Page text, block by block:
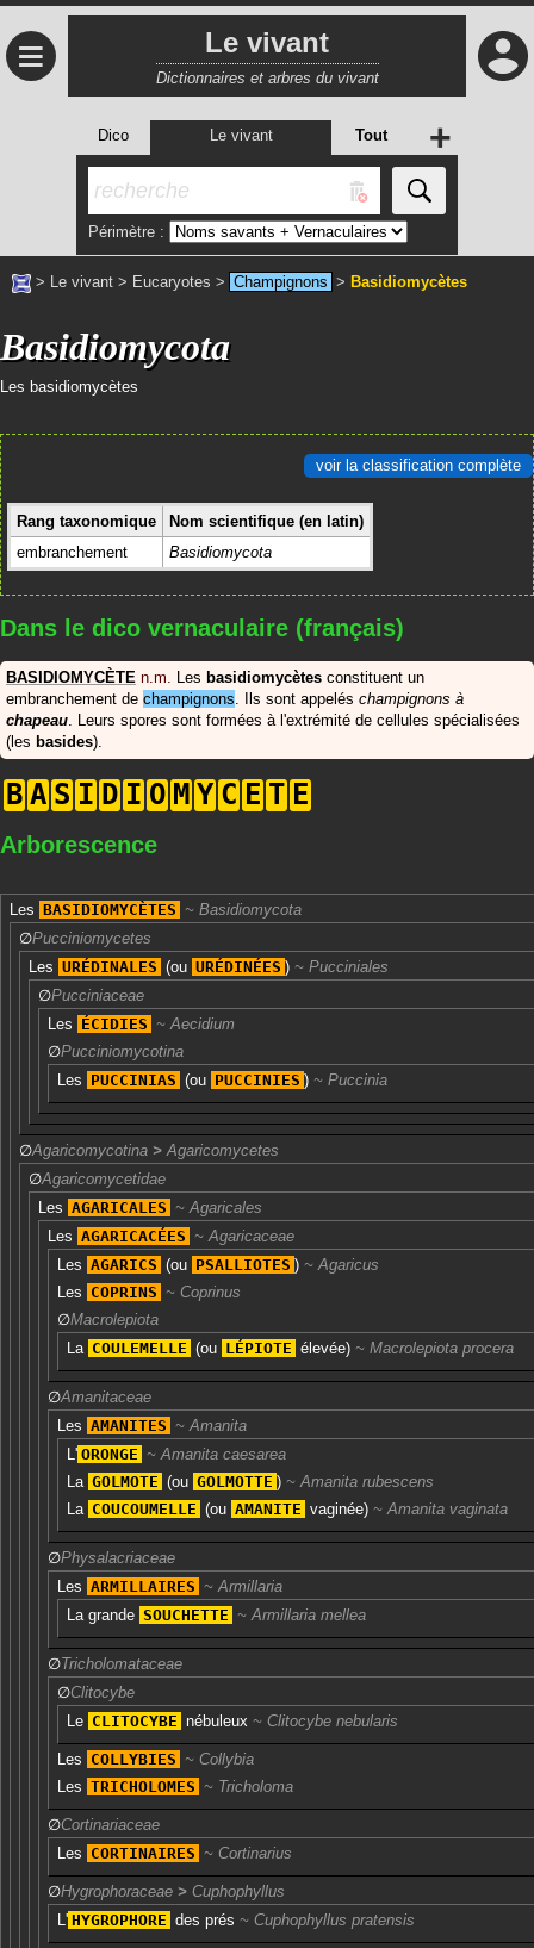
≡ Le vivant
Dictionnaires et arbres du vivant
Dico Le vivant Tout
Périmètre :
+
> Le vivant > Eucaryotes > Champignons > Basidiomycètes
Basidiomycota
Les basidiomycètes
voir la classification complète
Rang taxonomique
Nom scientifique (en latin)
embranchement
Basidiomycota
Dans le dico vernaculaire (français)
BASIDIOMYCÈTE n.m. Les basidiomycètes constituent un
embranchement de champignons. Ils sont appelés champignons à
chapeau. Leurs spores sont formées à l'extrémité de cellules spécialisées
(les basides).
B A S I D I O M Y C E T E
Arborescence
Les BASIDIOMYCÈTES
Basidiomycota
∅Pucciniomycetes
Les URÉDINALES (ou URÉDINÉES )
Pucciniales
∅Pucciniaceae
Les ÉCIDIES
Aecidium
∅Pucciniomycotina
Les PUCCINIAS (ou PUCCINIES ) Puccinia
∅Agaricomycotina > Agaricomycetes
∅Agaricomycetidae
Les AGARICALES
Agaricales
Les AGARICACÉES
Agaricaceae
Les AGARICS (ou PSALLIOTES )
Agaricus
Les COPRINS
Coprinus
∅Macrolepiota
La COULEMELLE (ou LÉPIOTE élevée) Macrolepiota procera
∅Amanitaceae
Les AMANITES
Amanita
L' ORONGE
Amanita caesarea
La GOLMOTE (ou GOLMOTTE )
Amanita rubescens
La COUCOUMELLE (ou AMANITE vaginée) Amanita vaginata
∅Physalacriaceae
Les ARMILLAIRES
Armillaria
La grande SOUCHETTE Armillaria mellea
∅Tricholomataceae
∅Clitocybe
Le CLITOCYBE nébuleux Clitocybe nebularis
Les COLLYBIES
Collybia
Les TRICHOLOMES Tricholoma
∅Cortinariaceae
Les CORTINAIRES Cortinarius
∅Hygrophoraceae > Cuphophyllus
L' HYGROPHORE des prés Cuphophyllus pratensis